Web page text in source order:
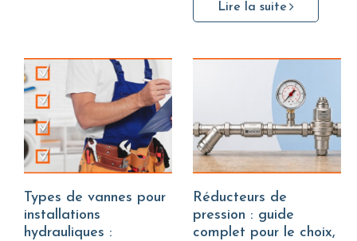
Lire la suite
Types de vannes pour
installations
hydrauliques :
Réducteurs de
pression : guide
complet pour le choix,